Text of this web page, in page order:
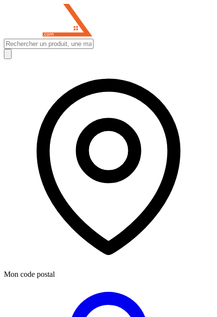
Mon code postal